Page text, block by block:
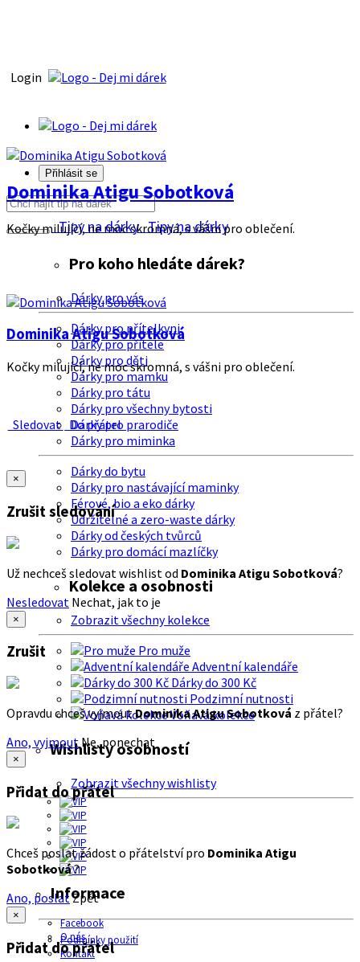
Login
Přihlásit se
Tipy na dárkyTipy na dárky
Pro koho hledáte dárek?
Dárky pro vás
Dárky pro přítelkyni
Dárky pro přítele
Dárky pro děti
Dárky pro mamku
Dárky pro tátu
Dárky pro všechny bytosti
Dárky pro prarodiče
Dárky pro miminka
Dárky do bytu
Dárky pro nastávající maminky
Férové, bio a eko dárky
Udržitelné a zero-waste dárky
Dárky od českých tvůrců
Dárky pro domácí mazlíčky
Kolekce a osobnosti
Zobrazit všechny kolekce
Pro muže
Adventní kalendáře
Dárky do 300 Kč
Podzimní nutnosti
Voňavá kolekce
Wishlisty osobností
Zobrazit všechny wishlisty
Informace
Facebook
O nás
Podmínky použití
Kontakt
Dominika Atigu Sobotková
Kočky milující, ne moc skromná, s vášni pro oblečení.
Dominika Atigu Sobotková
Kočky milující, ne moc skromná, s vášni pro oblečení.
Sledovat Do přátel
×
Zrušit sledování
Už nechceš sledovat wishlist od Dominika Atigu Sobotková?
Nesledovat Nechat, jak to je
×
Zrušit
Opravdu chceš vyjmoutDominika Atigu Sobotková z přátel?
Ano, vyjmout Ne, ponechat
×
Přidat do přátel
Chceš poslat žádost o přátelství pro Dominika Atigu
Sobotková?
Ano, poslatZpět
×
Přidat do přátel